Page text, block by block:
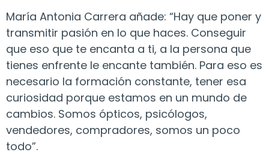
María Antonia Carrera añade: “Hay que poner y
transmitir pasión en lo que haces. Conseguir
que eso que te encanta a ti, a la persona que
tienes enfrente le encante también. Para eso es
necesario la formación constante, tener esa
curiosidad porque estamos en un mundo de
cambios. Somos ópticos, psicólogos,
vendedores, compradores, somos un poco
todo”.